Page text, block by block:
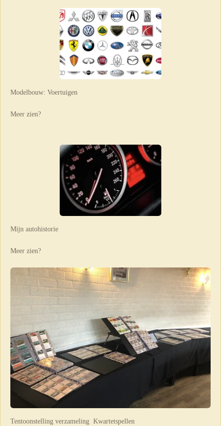
Modelbouw: Voertuigen
Meer zien?
Mijn autohistorie
Meer zien?
Tentoonstelling verzameling Kwartetspellen